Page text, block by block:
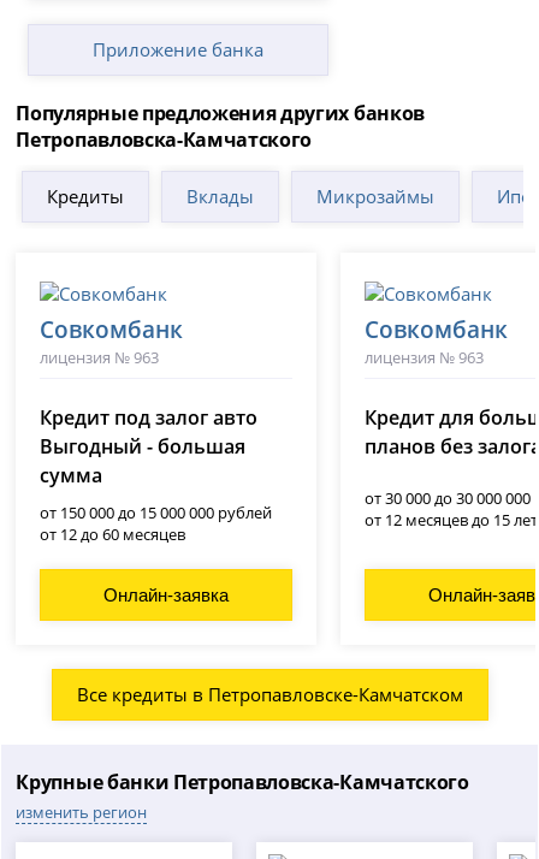
Приложение банка
Популярные предложения других банков
Петропавловска-Камчатского
Кредиты Вклады Микрозаймы
Совкомбанк
лицензия № 963
Кредит под залог авто
Выгодный - большая
сумма
от 150 000 до 15 000 000 рублей
от 12 до 60 месяцев
Онлайн-заявка
Совкомбанк
лицензия № 963
Кредит для
планов без
от 30 000 до 30 000 000
от 12 месяцев до 15 лет
Онлайн-
Все кредиты в Петропавловске-Камчатском
Крупные банки Петропавловска-Камчатского
изменить регион